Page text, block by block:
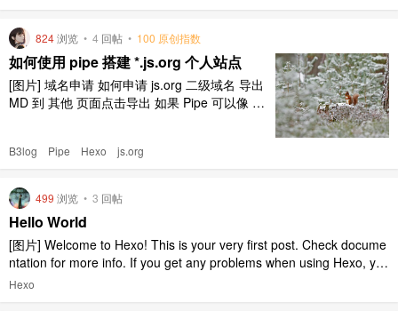
824浏览 • 4 回帖 • 100 原创指数
如何使用 pipe 搭建 *.js.org 个人站点
[图片] 域名申请 如何申请 js.org 二级域名 导出
MD 到 其他 页面点击导出 如果 Pipe 可以像 Sy
nessa.js.org，估计其他人可能完全没有这个需
B3log Pipe Hexo js.org
499 浏览 • 3 回帖
Hello World
[图片] Welcome to Hexo! This is your very first post. Check docume
ntation for more info. If you get any problems when using Hexo, yo
u can find the answer in troub ..
Hexo